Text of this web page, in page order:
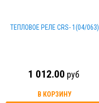
ТЕПЛОВОЕ РЕЛЕ CRS- 1(04/063)
1 012.00 руб
В КОРЗИНУ